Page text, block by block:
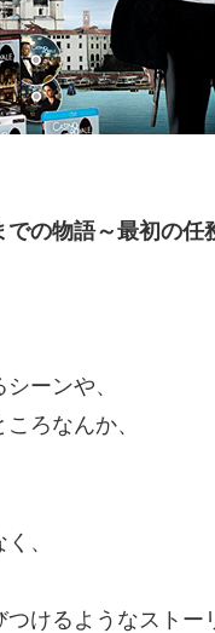
の物語～最初の任
ーンや、
ろなんか、
、
けるようなストー